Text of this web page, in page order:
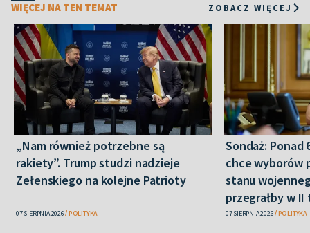
WIĘCEJ NA TEN TEMAT ZOBACZ WIĘCEJ
„Nam również potrzebne są
rakiety”. Trump studzi nadzieje
Zełenskiego na kolejne Patrioty
07 SIERPNIA 2026 POLITYKA
Sondaż: Ponad
chce wyborów
stanu
przegrałby w II
07 SIERPNIA 2026 POLITYKA